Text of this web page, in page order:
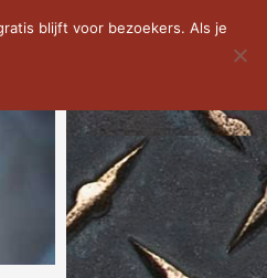
blijft voor bezoekers. Als je